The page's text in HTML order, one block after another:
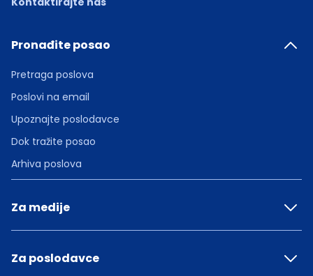
Pronađite posao
Pretraga poslova
Poslovi na email
Upoznajte poslodavce
Dok tražite posao
Arhiva poslova
Za medije
Za poslodavce